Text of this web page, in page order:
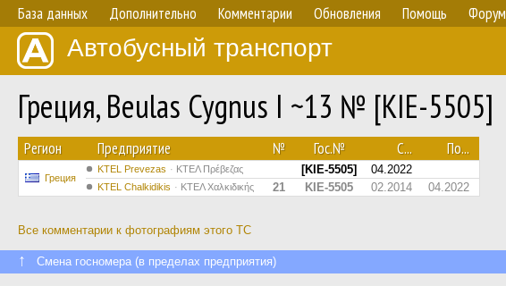
База данных Дополнительно Комментарии Обновления Помощь Форум
Автобусный транспорт
Греция, Beulas Cygnus I ~13 № [KIE-5505]
Регион Предприятие № Гос.№ С... По...
Греция
KTEL Prevezas ΚΤΕΛ Πρέβεζας [KIE-5505] 04.2022
ΚΤΕL Chalkidikis ΚΤΕΛ Χαλκιδικής 21 KIE-5505 02.2014 04.2022
Все комментарии к фотографиям этого ТС
↑ Смена госномера (в пределах предприятия)